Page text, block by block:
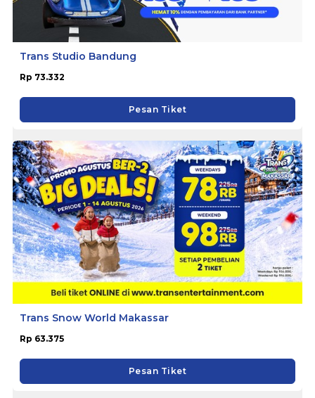
Trans Studio Bandung
Rp 73.332
Pesan Tiket
Trans Snow World Makassar
Rp 63.375
Pesan Tiket